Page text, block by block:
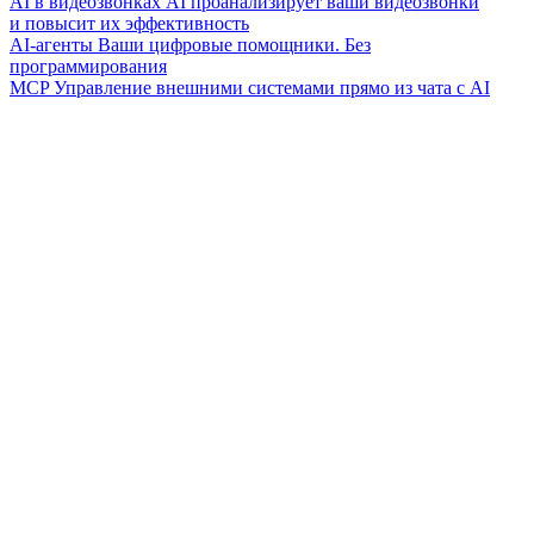
и повысит их эффективность
AI-агенты Ваши цифровые помощники. Без
программирования
MCP Управление внешними системами прямо из чата с AI